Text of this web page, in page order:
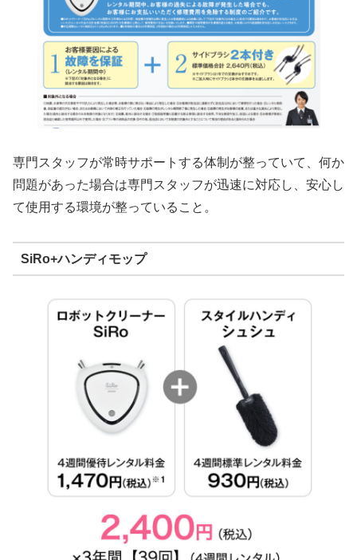
専門スタッフが常時サポートする体制が整っていて、何か
問題があった場合は専門スタッフが迅速に対応し、安心し
て使用する環境が整っていること。
SiRo+ハンディモップ